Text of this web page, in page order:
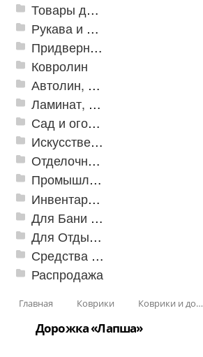
Товары для дома
Рукава и шланги промышленные
Придверные решетки
Ковролин
Автолин, Транслин, Линолеум
Ламинат, Кварцвиниловая плитка SPC
Сад и огород
Искусственная трава
Отделочные профили
Промышленный текстиль
Инвентарь для клининга
Для Бани и Сауны
Для Отдыха и Пикника
Средства от насекомых и садовых вредителей
Распродажа
Главная Коврики Коврики и дорожки пористые (Лапша)
Дорожка «Лапша»